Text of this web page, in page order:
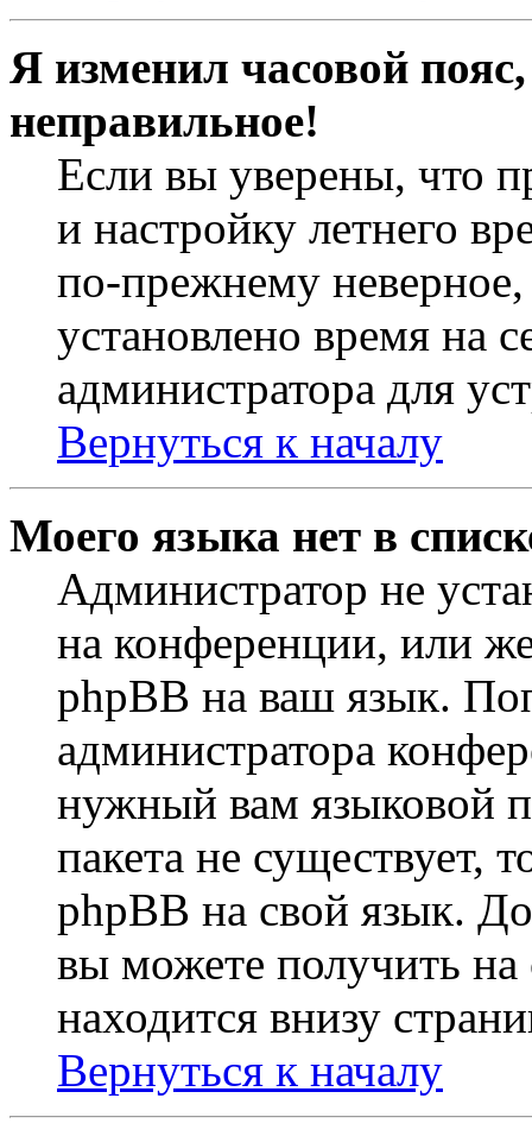
Я изменил часовой
неправильное!
Если вы уверены, что
и настройку летнего
по-прежнему неверное,
установлено время на
администратора для
Вернуться к началу
Моего языка нет в
Администратор не
на конференции, или
phpBB на ваш язык.
администратора
нужный вам языковой
пакета не существует,
phpBB на свой язык.
вы можете получить на
находится внизу
Вернуться к началу